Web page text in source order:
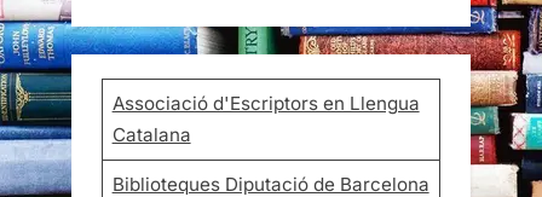
Associació d'Escriptors en Llengua
Catalana
Biblioteques Diputació de Barcelona